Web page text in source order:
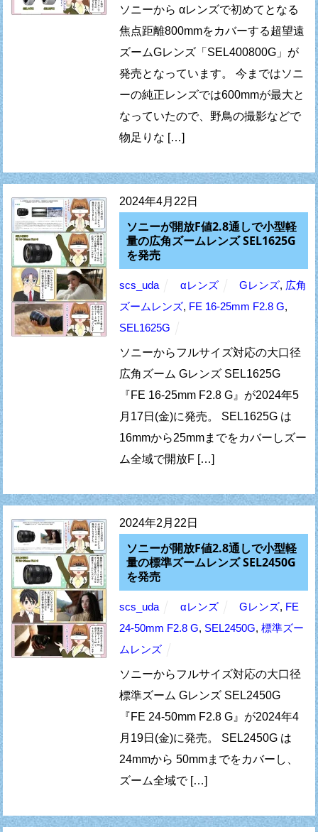
ソニーから αレンズで初めてとなる
焦点距離800mmをカバーする超望遠
ズームGレンズ「SEL400800G」が
発売となっています。 今まではソニ
ーの純正レンズでは600mmが最大と
なっていたので、野鳥の撮影などで
物足りな […]
2024年4月22日
ソニーが開放F値2.8通しで小型軽
量の広角ズームレンズ SEL1625G
を発売
scs_uda αレンズ Gレンズ, 広角
ズームレンズ, FE 16-25mm F2.8 G,
SEL1625G
ソニーからフルサイズ対応の大口径
広角ズーム Gレンズ SEL1625G
『FE 16-25mm F2.8 G』が2024年5
月17日(金)に発売。 SEL1625G は
16mmから25mmまでをカバーしズー
ム全域で開放F […]
2024年2月22日
ソニーが開放F値2.8通しで小型軽
量の標準ズームレンズ SEL2450G
を発売
scs_uda αレンズ Gレンズ, FE
24-50mm F2.8 G, SEL2450G,標準ズー
ムレンズ
ソニーからフルサイズ対応の大口径
標準ズーム Gレンズ SEL2450G
『FE 24-50mm F2.8 G』が2024年4
月19日(金)に発売。 SEL2450G は
24mmから 50mmまでをカバーし、
ズーム全域で […]